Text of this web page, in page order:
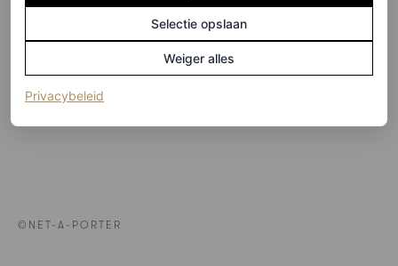
©NET-A-PORTER
Selectie opslaan
Weiger alles
Privacybeleid